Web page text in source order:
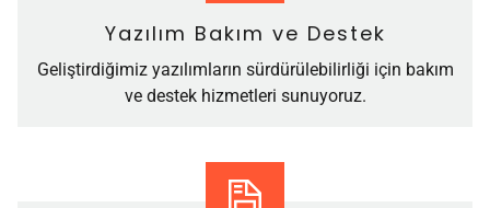
Yazılım Bakım ve Destek
Geliştirdiğimiz yazılımların sürdürülebilirliği için bakım
ve destek hizmetleri sunuyoruz.